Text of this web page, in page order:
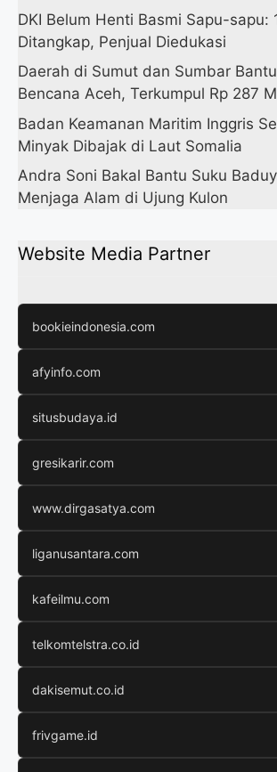
DKI Belum Henti Basmi Sapu-sapu:
Ditangkap, Penjual Diedukasi
Daerah di Sumut dan Sumbar
Bencana Aceh, Terkumpul Rp 287 M
Badan Keamanan Maritim Inggris
Minyak Dibajak di Laut Somalia
Andra Soni Bakal Bantu Suku
Menjaga Alam di Ujung Kulon
Website Media Partner
bookieindonesia.com
afyinfo.com
situsbudaya.id
gresikarir.com
www.dirgasatya.com
liganusantara.com
kafeilmu.com
telkomtelstra.co.id
dakisemut.co.id
frivgame.id